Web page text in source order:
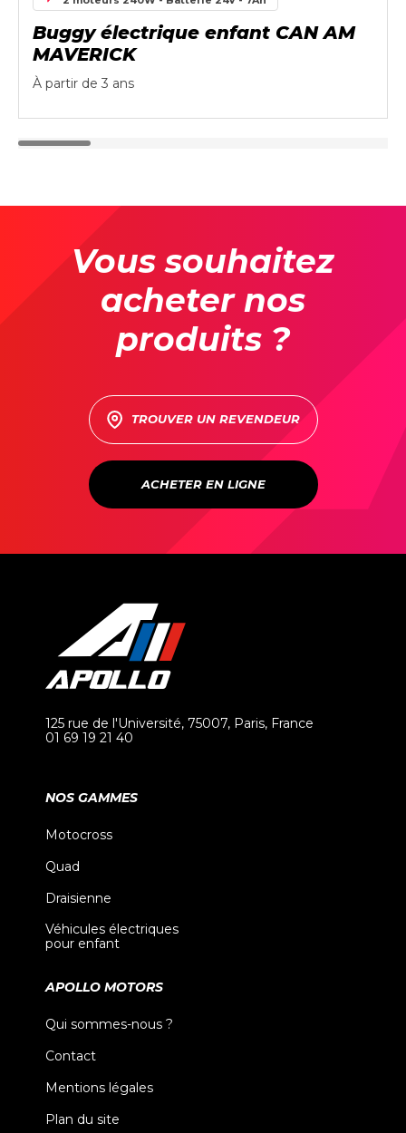
Buggy électrique enfant CAN AM
MAVERICK
À partir de 3 ans
Vous souhaitez
acheter nos
produits ?
TROUVER UN REVENDEUR
ACHETER EN LIGNE
125 rue de l'Université, 75007, Paris, France
01 69 19 21 40
NOS GAMMES
Motocross
Quad
Draisienne
Véhicules électriques
pour enfant
APOLLO MOTORS
Qui sommes-nous ?
Contact
Mentions légales
Plan du site